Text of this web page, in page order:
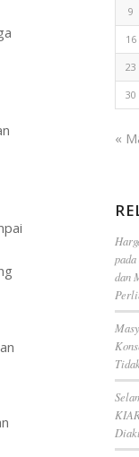
9
16
23
30
«
dan